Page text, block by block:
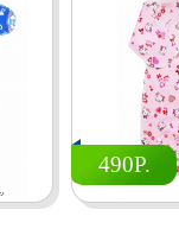
490Р.